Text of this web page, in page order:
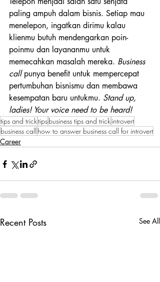
paling ampuh dalam bisnis. Setiap mau
menelepon, ingatkan dirimu kalau
klienmu butuh mendengarkan poin-
poinmu dan layananmu untuk
memecahkan masalah mereka. Business
call punya benefit untuk mempercepat
pertumbuhan bisnismu dan membawa
kesempatan baru untukmu. Stand up,
ladies! Your voice need to be heard!
tips and tricktipsbusiness tips and trickintrovert
business call how to answer business call for introvert
Career
Recent Posts See All